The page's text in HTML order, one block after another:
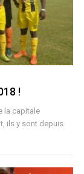
!
la capitale
ils y sont depuis